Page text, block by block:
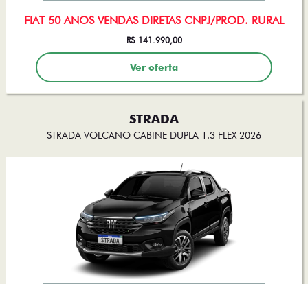
FIAT 50 ANOS VENDAS DIRETAS CNPJ/PROD. RURAL
R$ 141.990,00
Ver oferta
STRADA
STRADA VOLCANO CABINE DUPLA 1.3 FLEX 2026